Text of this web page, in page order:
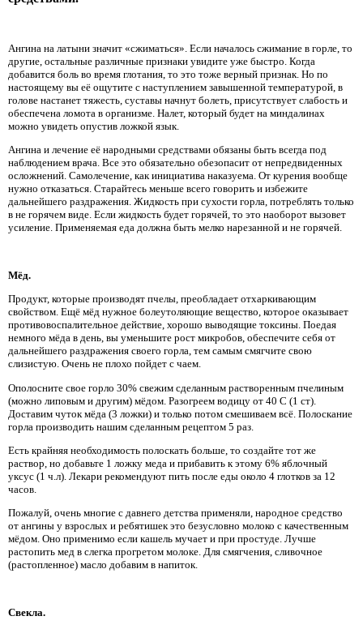
Ангина на латыни значит «сжиматься». Если началось сжимание в горле, то
другие, остальные различные признаки увидите уже быстро. Когда
добавится боль во время глотания, то это тоже верный признак. Но по
настоящему вы её ощутите с наступлением завышенной температурой, в
голове настанет тяжесть, суставы начнут болеть, присутствует слабость и
обеспечена ломота в организме. Налет, который будет на миндалинах
можно увидеть опустив ложкой язык.
Ангина и лечение её народными средствами обязаны быть всегда под
наблюдением врача. Все это обязательно обезопасит от непредвиденных
осложнений. Самолечение, как инициатива наказуема. От курения вообще
нужно отказаться. Старайтесь меньше всего говорить и избежите
дальнейшего раздражения. Жидкость при сухости горла, потреблять только
в не горячем виде. Если жидкость будет горячей, то это наоборот вызовет
усиление. Применяемая еда должна быть мелко нарезанной и не горячей.
Мёд.
Продукт, которые производят пчелы, преобладает отхаркивающим
свойством. Ещё мёд нужное болеутоляющие вещество, которое оказывает
противовоспалительное действие, хорошо выводящие токсины. Поедая
немного мёда в день, вы уменьшите рост микробов, обеспечите себя от
дальнейшего раздражения своего горла, тем самым смягчите свою
слизистую. Очень не плохо пойдет с чаем.
Ополосните свое горло 30% свежим сделанным растворенным пчелиным
(можно липовым и другим) мёдом. Разогреем водицу от 40 С (1 ст).
Доставим чуток мёда (3 ложки) и только потом смешиваем всё. Полоскание
горла производить нашим сделанным рецептом 5 раз.
Есть крайняя необходимость полоскать больше, то создайте тот же
раствор, но добавьте 1 ложку меда и прибавить к этому 6% яблочный
уксус (1 ч.л). Лекари рекомендуют пить после еды около 4 глотков за 12
часов.
Пожалуй, очень многие с давнего детства применяли, народное средство
от ангины у взрослых и ребятишек это безусловно молоко с качественным
мёдом. Оно применимо если кашель мучает и при простуде. Лучше
растопить мед в слегка прогретом молоке. Для смягчения, сливочное
(растопленное) масло добавим в напиток.
Свекла.